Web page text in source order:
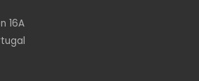
16A